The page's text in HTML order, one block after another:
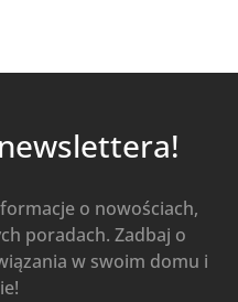
o nowościach,
poradach. Zadbaj o
w swoim domu i